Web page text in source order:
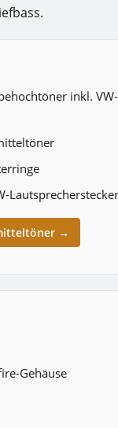
inkl. VW-
Lautsprecherstecker
→
Gehäuse